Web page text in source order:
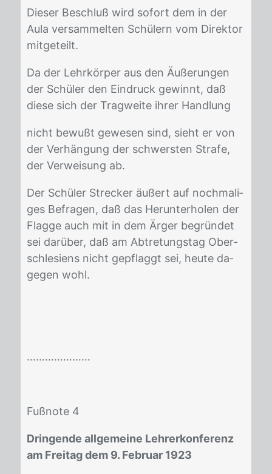
Die­ser Be­schluß wird so­fort dem in der
Aula ver­sam­mel­ten Schü­lern vom Di­rek­tor
mit­ge­teilt.
Da der Lehr­kör­per aus den Äuße­run­gen
der Schü­ler den Ein­druck ge­winnt, daß
die­se sich der Trag­wei­te ih­rer Hand­lung
nicht be­wußt ge­we­sen sind, sieht er von
der Ver­hän­gung der schwers­ten Stra­fe,
der Ver­wei­sung ab.
Der Schü­ler Stre­cker äu­ßert auf noch­ma­li­
ges Be­fra­gen, daß das Her­un­ter­ho­len der
Flag­ge auch mit in dem Ärger be­grün­det
sei dar­über, daß am Ab­tre­tungs­tag Ober­
schle­si­ens nicht ge­pflaggt sei, heu­te da­
ge­gen wohl.
…………………
Fuß­no­te 4
Dringende allgemeine Lehrerkonferenz
am Freitag dem 9. Februar 1923